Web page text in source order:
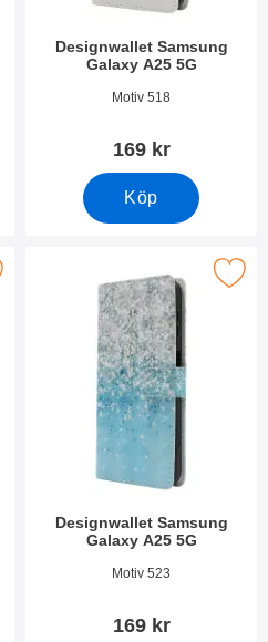
Designwallet Samsung
Galaxy A25 5G
Art. nr 50266Motiv 518
169 kr
Köp
A25 5G som favorit
Designwallet Samsung
Galaxy A25 5G
Art. nr 50262Motiv 523
169 kr
designwallet Samsung